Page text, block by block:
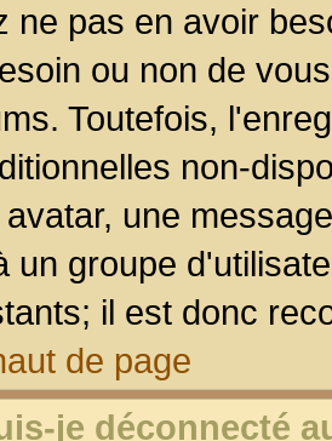
ne pas en avoir
ou non de
Toutefois,
non-
une
un groupe
il est donc
de page
je déconnecté